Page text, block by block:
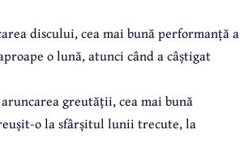
discului, cea mai bună performanță a
o lună, atunci când a câștigat
greutății, cea mai bună
o la sfârșitul lunii trecute, la